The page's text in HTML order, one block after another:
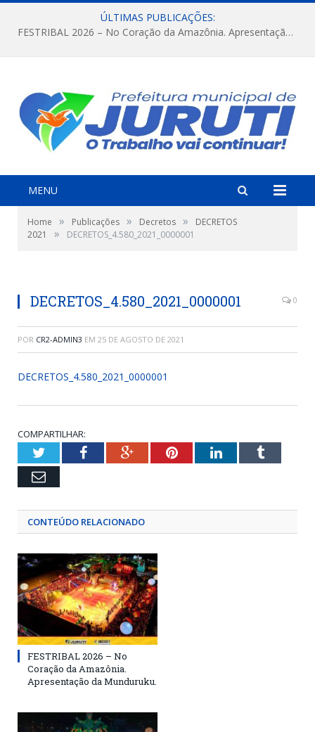
ÚLTIMAS PUBLICAÇÕES:
FESTRIBAL 2026 – No Coração da Amazônia. Apresentação da Munduruku.
MENU
Home » Publicações » Decretos »
DECRETOS
2021
» DECRETOS_4.580_2021_0000001
DECRETOS_4.580_2021_0000001 0
POR CR2-ADMIN3 EM 25 DE AGOSTO DE 2021
DECRETOS_4.580_2021_0000001
COMPARTILHAR:
TwitterFacebookGoogle+PinterestLinkedInTumblr
Email
CONTEÚDO RELACIONADO
FESTRIBAL 2026 – No
Coração da Amazônia.
Apresentação da Munduruku.